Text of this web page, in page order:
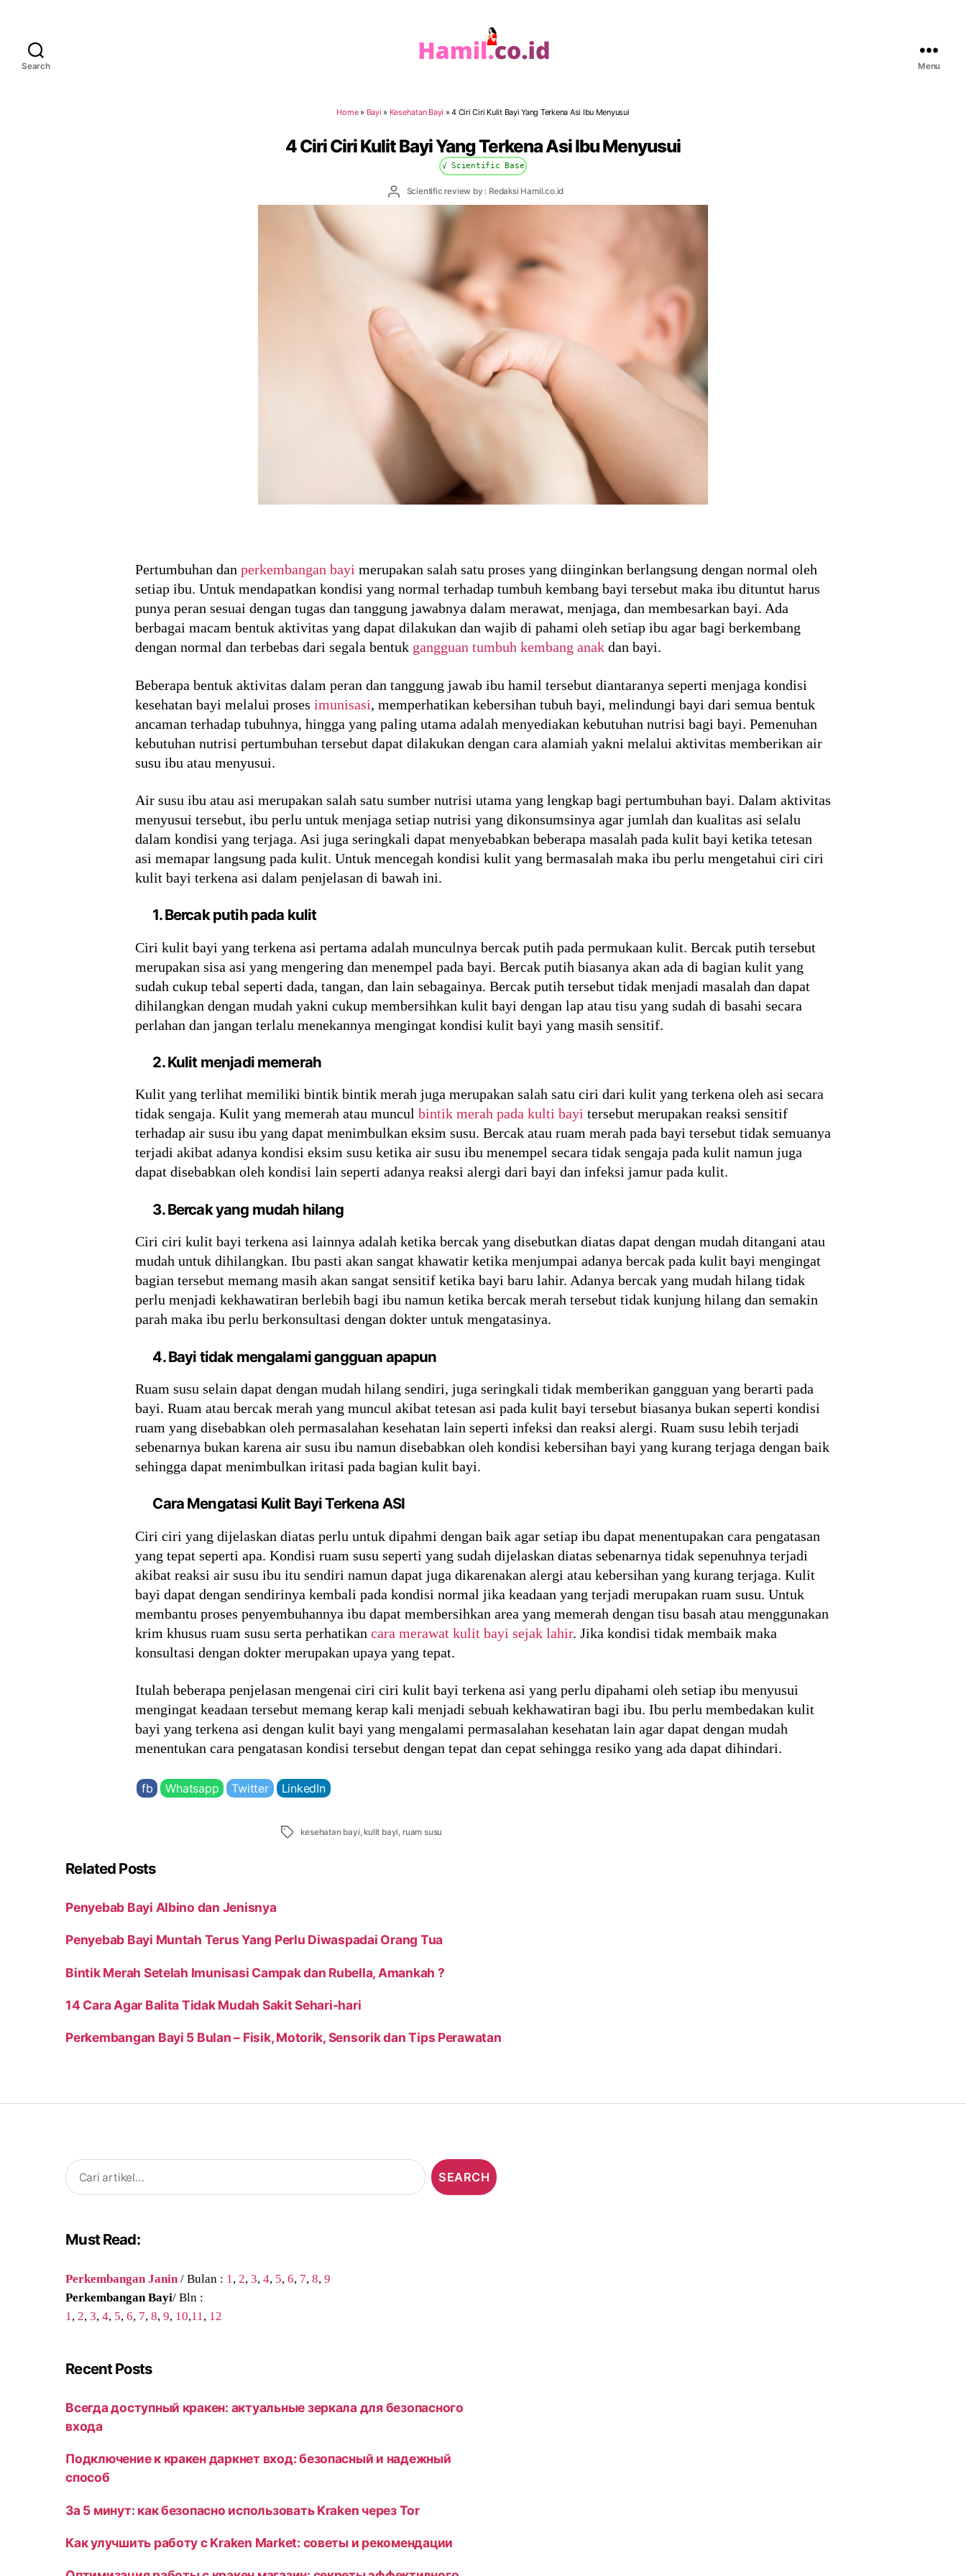
Search Menu
Home» Bayi » Kesehatan Bayi »4 Ciri Ciri Kulit Bayi Yang Terkena Asi Ibu Menyusui
4 Ciri Ciri Kulit Bayi Yang Terkena Asi Ibu Menyusui
√ Scientific Base
PostScientific review by : Redaksi Hamil.co.id
Pertumbuhan dan perkembangan bayi merupakan salah satu proses yang diinginkan berlangsung dengan normal oleh
setiap ibu. Untuk mendapatkan kondisi yang normal terhadap tumbuh kembang bayi tersebut maka ibu dituntut harus
punya peran sesuai dengan tugas dan tanggung jawabnya dalam merawat, menjaga, dan membesarkan bayi. Ada
berbagai macam bentuk aktivitas yang dapat dilakukan dan wajib di pahami oleh setiap ibu agar bagi berkembang
dengan normal dan terbebas dari segala bentuk gangguan tumbuh kembang anak dan bayi.
Beberapa bentuk aktivitas dalam peran dan tanggung jawab ibu hamil tersebut diantaranya seperti menjaga kondisi
kesehatan bayi melalui proses imunisasi, memperhatikan kebersihan tubuh bayi, melindungi bayi dari semua bentuk
ancaman terhadap tubuhnya, hingga yang paling utama adalah menyediakan kebutuhan nutrisi bagi bayi. Pemenuhan
kebutuhan nutrisi pertumbuhan tersebut dapat dilakukan dengan cara alamiah yakni melalui aktivitas memberikan air
susu ibu atau menyusui.
Air susu ibu atau asi merupakan salah satu sumber nutrisi utama yang lengkap bagi pertumbuhan bayi. Dalam aktivitas
menyusui tersebut, ibu perlu untuk menjaga setiap nutrisi yang dikonsumsinya agar jumlah dan kualitas asi selalu
dalam kondisi yang terjaga. Asi juga seringkali dapat menyebabkan beberapa masalah pada kulit bayi ketika tetesan
asi memapar langsung pada kulit. Untuk mencegah kondisi kulit yang bermasalah maka ibu perlu mengetahui ciri ciri
kulit bayi terkena asi dalam penjelasan di bawah ini.
1. Bercak putih pada kulit
Ciri kulit bayi yang terkena asi pertama adalah munculnya bercak putih pada permukaan kulit. Bercak putih tersebut
merupakan sisa asi yang mengering dan menempel pada bayi. Bercak putih biasanya akan ada di bagian kulit yang
sudah cukup tebal seperti dada, tangan, dan lain sebagainya. Bercak putih tersebut tidak menjadi masalah dan dapat
dihilangkan dengan mudah yakni cukup membersihkan kulit bayi dengan lap atau tisu yang sudah di basahi secara
perlahan dan jangan terlalu menekannya mengingat kondisi kulit bayi yang masih sensitif.
2. Kulit menjadi memerah
Kulit yang terlihat memiliki bintik bintik merah juga merupakan salah satu ciri dari kulit yang terkena oleh asi secara
tidak sengaja. Kulit yang memerah atau muncul bintik merah pada kulti bayi tersebut merupakan reaksi sensitif
terhadap air susu ibu yang dapat menimbulkan eksim susu. Bercak atau ruam merah pada bayi tersebut tidak semuanya
terjadi akibat adanya kondisi eksim susu ketika air susu ibu menempel secara tidak sengaja pada kulit namun juga
dapat disebabkan oleh kondisi lain seperti adanya reaksi alergi dari bayi dan infeksi jamur pada kulit.
3. Bercak yang mudah hilang
Ciri ciri kulit bayi terkena asi lainnya adalah ketika bercak yang disebutkan diatas dapat dengan mudah ditangani atau
mudah untuk dihilangkan. Ibu pasti akan sangat khawatir ketika menjumpai adanya bercak pada kulit bayi mengingat
bagian tersebut memang masih akan sangat sensitif ketika bayi baru lahir. Adanya bercak yang mudah hilang tidak
perlu menjadi kekhawatiran berlebih bagi ibu namun ketika bercak merah tersebut tidak kunjung hilang dan semakin
parah maka ibu perlu berkonsultasi dengan dokter untuk mengatasinya.
4. Bayi tidak mengalami gangguan apapun
Ruam susu selain dapat dengan mudah hilang sendiri, juga seringkali tidak memberikan gangguan yang berarti pada
bayi. Ruam atau bercak merah yang muncul akibat tetesan asi pada kulit bayi tersebut biasanya bukan seperti kondisi
ruam yang disebabkan oleh permasalahan kesehatan lain seperti infeksi dan reaksi alergi. Ruam susu lebih terjadi
sebenarnya bukan karena air susu ibu namun disebabkan oleh kondisi kebersihan bayi yang kurang terjaga dengan baik
sehingga dapat menimbulkan iritasi pada bagian kulit bayi.
Cara Mengatasi Kulit Bayi Terkena ASI
Ciri ciri yang dijelaskan diatas perlu untuk dipahmi dengan baik agar setiap ibu dapat menentupakan cara pengatasan
yang tepat seperti apa. Kondisi ruam susu seperti yang sudah dijelaskan diatas sebenarnya tidak sepenuhnya terjadi
akibat reaksi air susu ibu itu sendiri namun dapat juga dikarenakan alergi atau kebersihan yang kurang terjaga. Kulit
bayi dapat dengan sendirinya kembali pada kondisi normal jika keadaan yang terjadi merupakan ruam susu. Untuk
membantu proses penyembuhannya ibu dapat membersihkan area yang memerah dengan tisu basah atau menggunakan
krim khusus ruam susu serta perhatikan cara merawat kulit bayi sejak lahir. Jika kondisi tidak membaik maka
konsultasi dengan dokter merupakan upaya yang tepat.
Itulah beberapa penjelasan mengenai ciri ciri kulit bayi terkena asi yang perlu dipahami oleh setiap ibu menyusui
mengingat keadaan tersebut memang kerap kali menjadi sebuah kekhawatiran bagi ibu. Ibu perlu membedakan kulit
bayi yang terkena asi dengan kulit bayi yang mengalami permasalahan kesehatan lain agar dapat dengan mudah
menentukan cara pengatasan kondisi tersebut dengan tepat dan cepat sehingga resiko yang ada dapat dihindari.
fb Whatsapp Twitter LinkedIn
Tags kesehatan bayi ,kulit bayi ruam susu
Related Posts
Penyebab Bayi Albino dan Jenisnya
Penyebab Bayi Muntah Terus Yang Perlu Diwaspadai Orang Tua
Bintik Merah Setelah Imunisasi Campak dan Rubella, Amankah ?
14 Cara Agar Balita Tidak Mudah Sakit Sehari-hari
Perkembangan Bayi 5 Bulan – Fisik, Motorik, Sensorik dan Tips Perawatan
Search
for:
Must Read:
Perkembangan Janin / Bulan : 1 , 2,3,4, 5,6, 7,8,9
Perkembangan Bayi/ Bln :
1 , 2,3,4, 5,6, 7,8,9, 10,11 , 12
Recent Posts
Всегда доступный кракен: актуальные зеркала для безопасного
входа
Подключение к кракен даркнет вход: безопасный и надежный
способ
За 5 минут: как безопасно использовать Kraken через Tor
Как улучшить работу с Kraken Market: советы и рекомендации